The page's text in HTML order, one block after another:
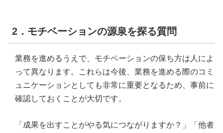
2．モチベーションの源泉を探る質問
業務を進めるうえで、モチベーションの保ち方は人によ
って異なります。これらは今後、業務を進める際のコミ
ュニケーションとしても非常に重要となるため、事前に
確認しておくことが大切です。
「成果を出すことがやる気につながりますか？」「他者